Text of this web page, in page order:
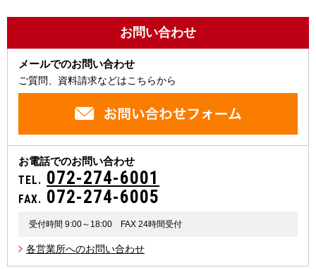
お問い合わせ
メールでのお問い合わせ
ご質問、資料請求などはこちらから
お電話でのお問い合わせ
TEL. 072-274-6001
FAX. 072-274-6005
受付時間 9:00～18:00 FAX 24時間受付
各営業所へのお問い合わせ